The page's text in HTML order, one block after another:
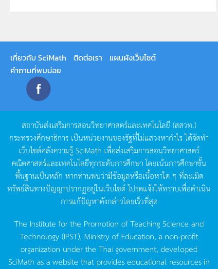
เกี่ยวกับ SciMath ติดต่อเรา
แผนผังเว็บไซต์
คำถามที่พบบ่อย
สถาบันส่งเสริมการสอนวิทยาศาสตร์และเทคโนโลยี (สสวท.)
กระทรวงศึกษาธิการ เป็นหน่วยงานของรัฐที่ไม่แสวงหากำไรได้จัดทำ
เว็บไซต์คลังความรู้SciMath เพื่อส่งเสริมการสอนวิทยาศาสตร์
คณิตศาสตร์และเทคโนโลยีทุกระดับการศึกษา โดยเน้นการศึกษาขั้น
พื้นฐานเป็นหลัก หากท่านพบว่ามีข้อมูลหรือเนื้อหาใด ๆ ที่ละเมิด
ทรัพย์สินทางปัญญาปรากฏอยู่ในเว็บไซต์โปรดแจ้งให้ทราบเพื่อดำเนิน
การแก้ปัญหาดังกล่าวโดยเร็วที่สุด
The Institute for the Promotion of Teaching Science and
Technology (IPST), Ministry of Education, a non-profit
organization under the Thai government, developed
SciMath as a website that provides educational resources in